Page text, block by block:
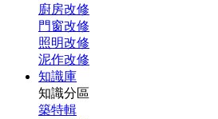
廚房改修
門窗改修
照明改修
泥作改修
知識庫
知識分區
築特輯